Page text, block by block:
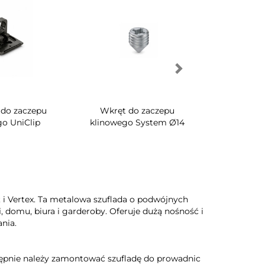
do zaczepu
System Ø14
Obrotowy stojak na buty do
szafy Quartz
Vertex. Ta metalowa szuflada o podwójnych
biura i garderoby. Oferuje dużą nośność i
należy zamontować szufladę do prowadnic